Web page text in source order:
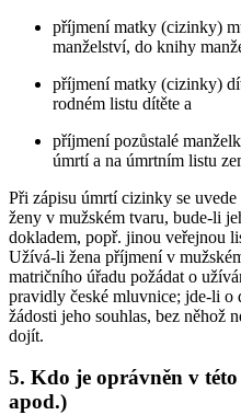
příjmení matky (cizinky)
manželství, do knihy
příjmení matky (cizinky)
rodném listu dítěte a
příjmení pozůstalé
úmrtí a na úmrtním listu
Při zápisu úmrtí cizinky se
ženy v mužském tvaru, bude-li
dokladem, popř. jinou veřejnou
Užívá-li žena příjmení v
matričního úřadu požádat o
pravidly české mluvnice; jde-li o
žádosti jeho souhlas, bez něhož
dojít.
5. Kdo je oprávněn v
apod.)